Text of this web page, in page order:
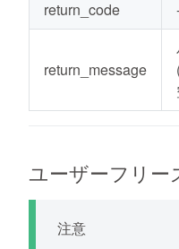
return_code
return_message
ユーザーフリー
注意